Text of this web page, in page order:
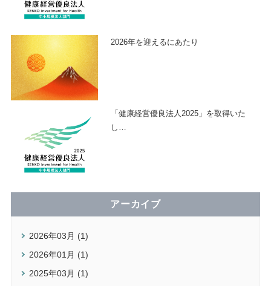
2026年を迎えるにあたり
「健康経営優良法人2025」を取得いた
し …
アーカイブ
2026年03月 (1)
2026年01月 (1)
2025年03月 (1)